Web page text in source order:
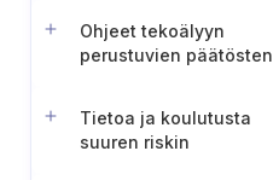
Ohjeet tekoälyyn
perustuvien päätösten
Tietoa ja koulutusta
suuren riskin